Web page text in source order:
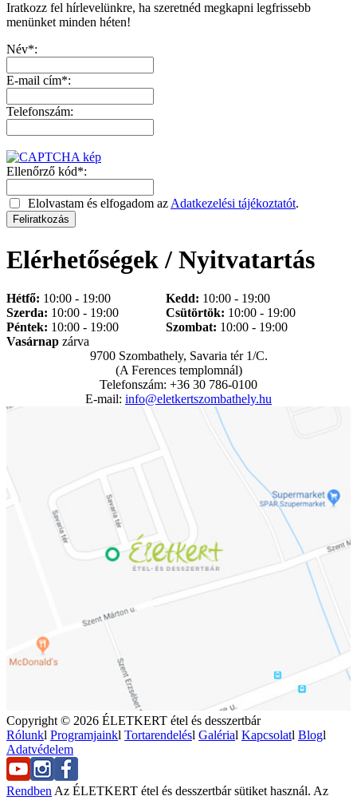
Iratkozz fel hírlevelünkre, ha szeretnéd megkapni legfrissebb
menünket minden héten!
Név*:
E-mail cím*:
Telefonszám:
Ellenőrző kód*:
Elolvastam és elfogadom az Adatkezelési tájékoztatót.
Elérhetőségek / Nyitvatartás
Hétfő: 10:00 - 19:00 Kedd: 10:00 - 19:00
Szerda: 10:00 - 19:00 Csütörtök: 10:00 - 19:00
Péntek: 10:00 - 19:00 Szombat: 10:00 - 19:00
Vasárnap zárva
9700 Szombathely, Savaria tér 1/C.
(A Ferences templomnál)
Telefonszám: +36 30 786-0100
E-mail: info@eletkertszombathely.hu
Copyright © 2026 ÉLETKERT étel és desszertbár
Rólunkl Programjainkl Tortarendelésl Galérial Kapcsolatl Blogl
Adatvédelem
Rendben Az ÉLETKERT étel és desszertbár sütiket használ. Az